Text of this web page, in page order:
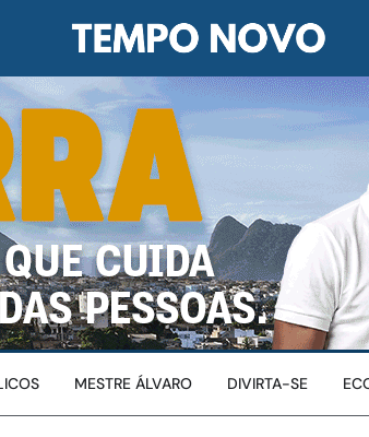
MESTRE ÁLVARO DIVIRTA-SE